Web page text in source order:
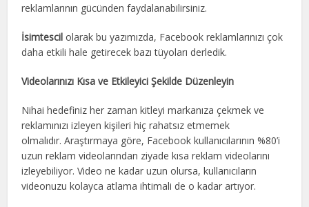
reklamlarının gücünden faydalanabilirsiniz.
İsimtescil olarak bu yazımızda, Facebook reklamlarınızı çok
daha etkili hale getirecek bazı tüyoları derledik.
Videolarınızı Kısa ve Etkileyici Şekilde Düzenleyin
Nihai hedefiniz her zaman kitleyi markanıza çekmek ve
reklamınızı izleyen kişileri hiç rahatsız etmemek
olmalıdır. Araştırmaya göre, Facebook kullanıcılarının %80’i
uzun reklam videolarından ziyade kısa reklam videolarını
izleyebiliyor. Video ne kadar uzun olursa, kullanıcıların
videonuzu kolayca atlama ihtimali de o kadar artıyor.